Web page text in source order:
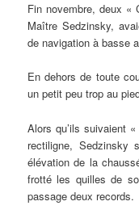
Fin novembre, deux «
Maître Sedzinsky,
de navigation à basse
En dehors de toute
un petit peu trop au
Alors qu’ils suivaient
rectiligne, Sedzinsky
élévation de la
frotté les quilles de
passage deux records.